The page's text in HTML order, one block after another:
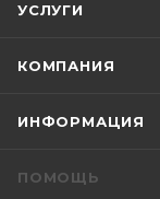
УСЛУГИ
КОМПАНИЯ
ИНФОРМАЦИЯ
ПОМОЩЬ